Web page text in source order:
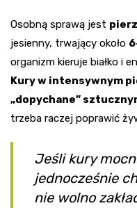
Osobną sprawą jest
jesienny, trwający około
organizm kieruje białko i
Kury w intensywnym
„dopychane”
trzeba raczej poprawić
Jeśli kury
jednocześnie
nie wolno